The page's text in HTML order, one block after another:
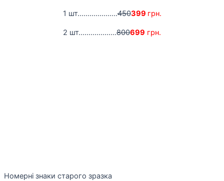
1 шт....................450399 грн.
2 шт...................800699 грн.
Номерні знаки старого зразка